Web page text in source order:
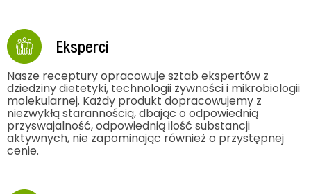
Eksperci
Nasze receptury opracowuje sztab ekspertów z
dziedziny dietetyki, technologii żywności i mikrobiologii
molekularnej. Każdy produkt dopracowujemy z
niezwykłą starannością, dbając o odpowiednią
przyswajalność, odpowiednią ilość substancji
aktywnych, nie zapominając również o przystępnej
cenie.